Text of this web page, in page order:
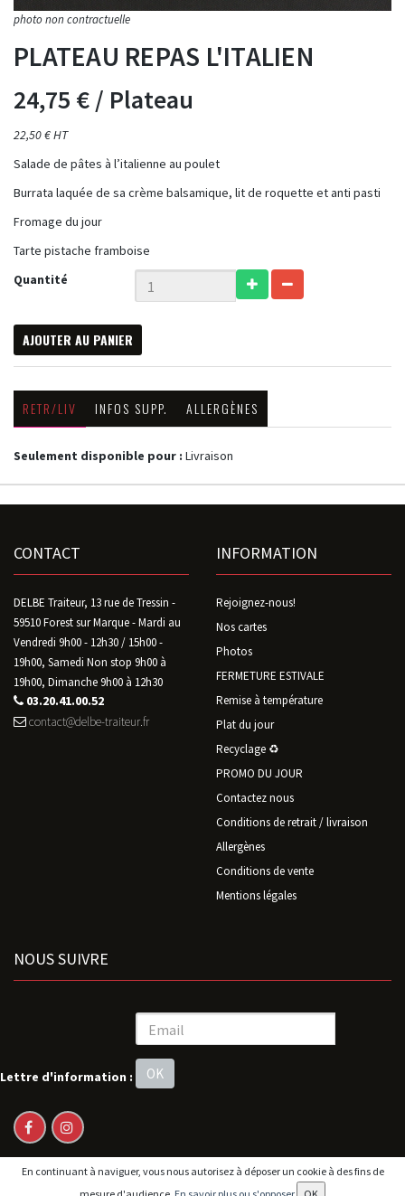
PLATEAU REPAS L'ITALIEN
24,75 €/ Plateau
22,50 € HT
Salade de pâtes à l’italienne au poulet
Burrata laquée de sa crème balsamique, lit de roquette et anti pasti
Fromage du jour
Tarte pistache framboise
Quantité
AJOUTER AU PANIER
RETR/LIV INFOS SUPP. ALLERGÈNES
Seulement disponible pour : Livraison
CONTACT
DELBE Traiteur, 13 rue de Tressin -
59510 Forest sur Marque - Mardi au
Vendredi 9h00 - 12h30 / 15h00 -
19h00, Samedi Non stop 9h00 à
19h00, Dimanche 9h00 à 12h30
03.20.41.00.52
contact@delbe-traiteur.fr
INFORMATION
Rejoignez-nous!
Nos cartes
Photos
FERMETURE ESTIVALE
Remise à température
Plat du jour
Recyclage ♻️
PROMO DU JOUR
Contactez nous
Conditions de retrait / livraison
Allergènes
Conditions de vente
Mentions légales
NOUS SUIVRE
Lettre d'information : OK
© 2026 - LogicielSaasFood - Logiciel de gestion de commande sur
En continuant à naviguer, vous nous autorisez à déposer un cookie à des fins de